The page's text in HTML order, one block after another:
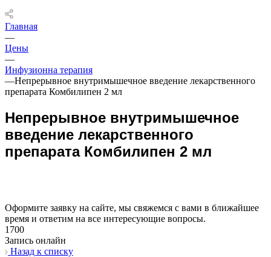
Главная
—
Цены
—
Инфузионна терапия
—Непрерывное внутримышечное введение лекарственного
препарата Комбилипен 2 мл
Непрерывное внутримышечное
введение лекарственного
препарата Комбилипен 2 мл
Оформите заявку на сайте, мы свяжемся с вами в ближайшее
время и ответим на все интересующие вопросы.
1700
Запись онлайн
Назад к списку